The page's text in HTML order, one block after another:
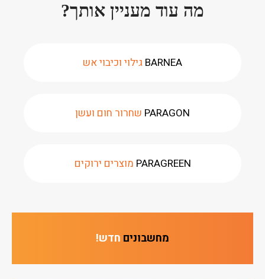
מה עוד מעניין אותך?
BARNEA גילוי וכיבוי אש
PARAGON שחרור חום ועשן
PARAGREEN מוצרים ירוקים
מחשבונים חדש!